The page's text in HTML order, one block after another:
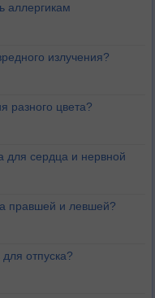
аллергикам
излучения?
разного цвета?
для сердца и нервной
правшей и левшей?
отпуска?